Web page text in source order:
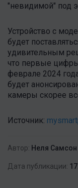
"невидимой" под
Устройство с
будет
удивительным
что первые
феврале 2024
будет
камеры скорее
Источник:
Автор: Неля Самсон
Дата публикации: